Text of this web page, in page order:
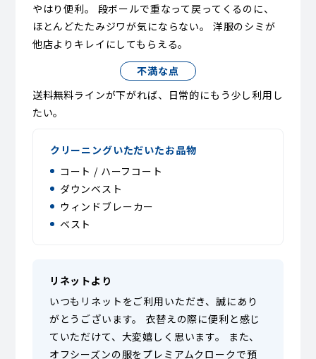
やはり便利。 段ボールで重なって戻ってくるのに、
ほとんどたたみジワが気にならない。 洋服のシミが
他店よりキレイにしてもらえる。
不満な点
送料無料ラインが下がれば、日常的にもう少し利用し
たい。
クリーニングいただいたお品物
コート / ハーフコート
ダウンベスト
ウィンドブレーカー
ベスト
リネットより
いつもリネットをご利用いただき、誠にあり
がとうございます。 衣替えの際に便利と感じ
ていただけて、大変嬉しく思います。 また、
オフシーズンの服をプレミアムクロークで預